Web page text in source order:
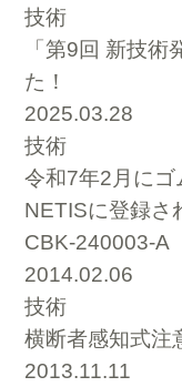
技術
「第9回 新技
た！
2025.03.28
技術
令和7年2月に
NETISに登録さ
CBK-240003-A
2014.02.06
技術
横断者感知式注
2013.11.11